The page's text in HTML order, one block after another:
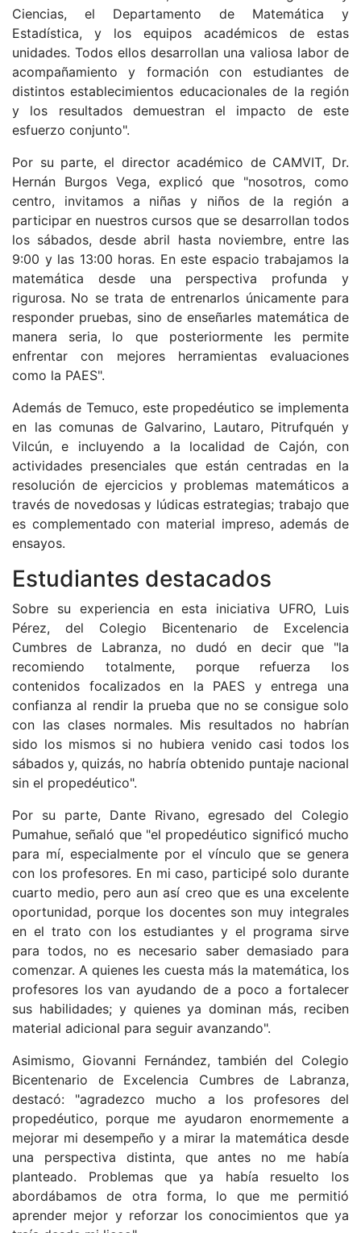
Ciencias, el Departamento de Matemática y
Estadística, y los equipos académicos de estas
unidades. Todos ellos desarrollan una valiosa labor de
acompañamiento y formación con estudiantes de
distintos establecimientos educacionales de la región
y los resultados demuestran el impacto de este
esfuerzo conjunto".
Por su parte, el director académico de CAMVIT, Dr.
Hernán Burgos Vega, explicó que "nosotros, como
centro, invitamos a niñas y niños de la región a
participar en nuestros cursos que se desarrollan todos
los sábados, desde abril hasta noviembre, entre las
9:00 y las 13:00 horas. En este espacio trabajamos la
matemática desde una perspectiva profunda y
rigurosa. No se trata de entrenarlos únicamente para
responder pruebas, sino de enseñarles matemática de
manera seria, lo que posteriormente les permite
enfrentar con mejores herramientas evaluaciones
como la PAES".
Además de Temuco, este propedéutico se implementa
en las comunas de Galvarino, Lautaro, Pitrufquén y
Vilcún, e incluyendo a la localidad de Cajón, con
actividades presenciales que están centradas en la
resolución de ejercicios y problemas matemáticos a
través de novedosas y lúdicas estrategias; trabajo que
es complementado con material impreso, además de
ensayos.
Estudiantes destacados
Sobre su experiencia en esta iniciativa UFRO, Luis
Pérez, del Colegio Bicentenario de Excelencia
Cumbres de Labranza, no dudó en decir que "la
recomiendo totalmente, porque refuerza los
contenidos focalizados en la PAES y entrega una
confianza al rendir la prueba que no se consigue solo
con las clases normales. Mis resultados no habrían
sido los mismos si no hubiera venido casi todos los
sábados y, quizás, no habría obtenido puntaje nacional
sin el propedéutico".
Por su parte, Dante Rivano, egresado del Colegio
Pumahue, señaló que "el propedéutico significó mucho
para mí, especialmente por el vínculo que se genera
con los profesores. En mi caso, participé solo durante
cuarto medio, pero aun así creo que es una excelente
oportunidad, porque los docentes son muy integrales
en el trato con los estudiantes y el programa sirve
para todos, no es necesario saber demasiado para
comenzar. A quienes les cuesta más la matemática, los
profesores los van ayudando de a poco a fortalecer
sus habilidades; y quienes ya dominan más, reciben
material adicional para seguir avanzando".
Asimismo, Giovanni Fernández, también del Colegio
Bicentenario de Excelencia Cumbres de Labranza,
destacó: "agradezco mucho a los profesores del
propedéutico, porque me ayudaron enormemente a
mejorar mi desempeño y a mirar la matemática desde
una perspectiva distinta, que antes no me había
planteado. Problemas que ya había resuelto los
abordábamos de otra forma, lo que me permitió
aprender mejor y reforzar los conocimientos que ya